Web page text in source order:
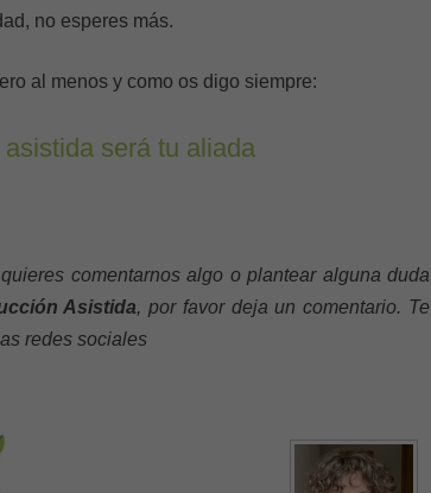
no esperes más.
al menos y como os digo siempre:
será tu aliada
comentarnos algo o plantear alguna duda
Asistida, por favor deja un comentario. Te
redes sociales